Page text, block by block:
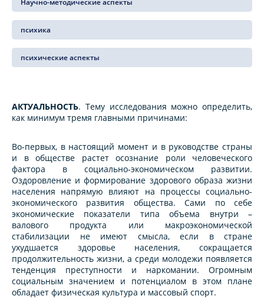
Научно-методические аспекты
психика
психические аспекты
АКТУАЛЬНОСТЬ. Тему исследования можно определить,
как минимум тремя главными причинами:
Во-первых, в настоящий момент и в руководстве страны
и в обществе растет осознание роли человеческого
фактора в социально-экономическом развитии.
Оздоровление и формирование здорового образа жизни
населения напрямую влияют на процессы социально-
экономического развития общества. Сами по cебе
экономические показатели типа объема внутри –
валового продукта или макроэкономической
стабилизации не имеют смысла, если в стране
ухудшается здоровье населения, cокращается
пpодолжительность жизни, а среди молодежи появляется
тенденция преступности и наркомании. Огромным
социальным значением и потенциалом в этом плане
обладает физическая культуpа и массовый споpт.